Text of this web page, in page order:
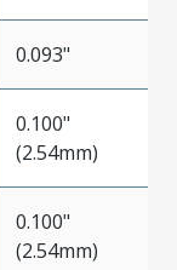
0.093"
0.100"
(2.54mm)
0.100"
(2.54mm)